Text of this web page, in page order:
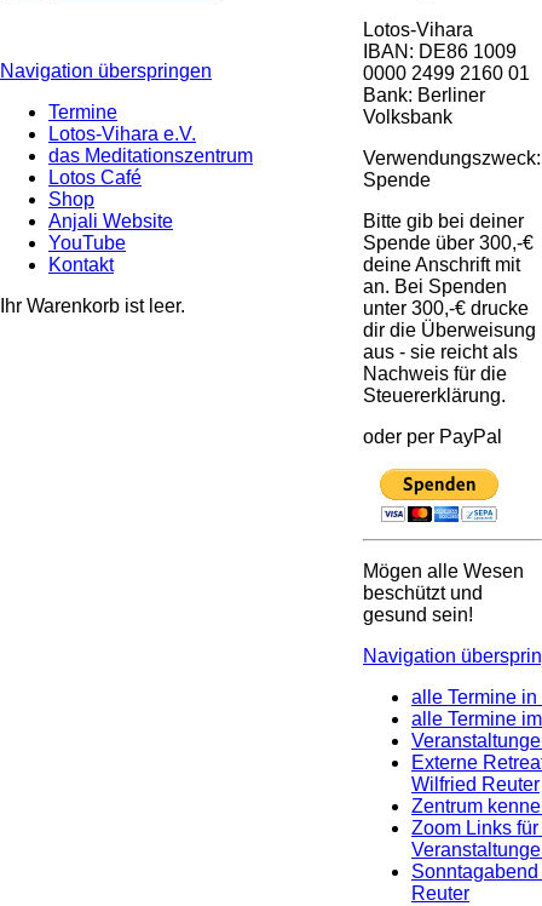
Navigation überspringen
Termine
Lotos-Vihara e.V.
das Meditationszentrum
Lotos Café
Shop
Anjali Website
YouTube
Kontakt
Ihr Warenkorb ist leer.
Lotos-Vihara
IBAN: DE86 1009
0000 2499 2160 01
Bank: Berliner
Volksbank
Verwendungszweck:
Spende
Bitte gib bei deiner
Spende über 300,-€
deine Anschrift mit
an. Bei Spenden
unter 300,-€ drucke
dir die Überweisung
aus - sie reicht als
Nachweis für die
Steuererklärung.
oder per PayPal
Mögen alle Wesen
beschützt und
gesund sein!
Navigation
alle Termine
alle Termine
Externe
Wilfried Reuter
Zentrum
Zoom Links
Reuter